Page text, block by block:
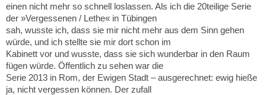
einen nicht mehr so schnell loslassen. Als ich die 20teilige Serie
der »Vergessenen / Lethe« in Tübingen
sah, wusste ich, dass sie mir nicht mehr aus dem Sinn gehen
würde, und ich stellte sie mir dort schon im
Kabinett vor und wusste, dass sie sich wunderbar in den Raum
fügen würde. Öffentlich zu sehen war die
Serie 2013 in Rom, der Ewigen Stadt – ausgerechnet: ewig hieße
ja, nicht vergessen können. Der zufall